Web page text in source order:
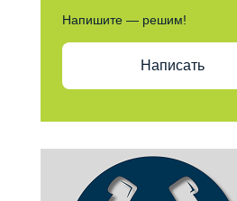
Напишите — решим!
Написать